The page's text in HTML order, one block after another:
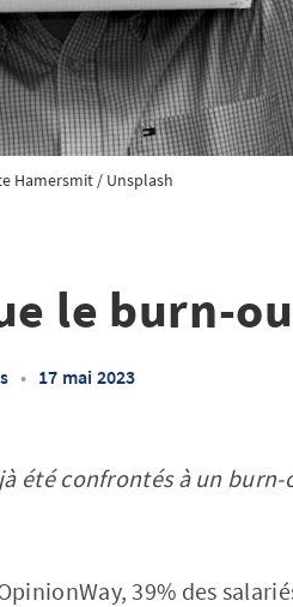
Hamersmit / Unsplash
le burn-
• 17 mai 2023
été confrontés à un
39% des